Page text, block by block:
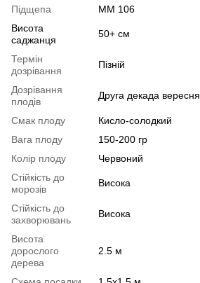
Підщепа
ММ 106
Висота
саджанця
50+ см
Термін
дозрівання
Пізній
Дозрівання
плодів
Друга декада вересня
Смак плоду
Кисло-солодкий
Вага плоду
150-200 гр
Колір плоду
Червоний
Стійкість до
морозів
Висока
Стійкість до
захворювань
Висока
Висота
дорослого
дерева
2.5 м